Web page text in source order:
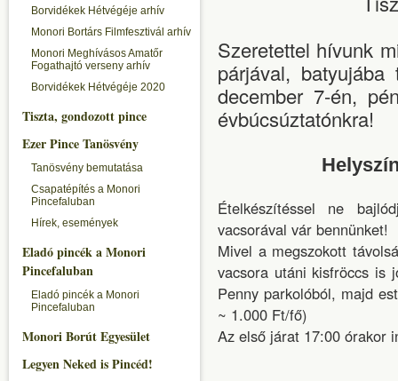
Borvidékek Hétvégéje arhív
Monori Bortárs Filmfesztivál arhív
Monori Meghívásos Amatőr
Fogathajtó verseny arhív
Borvidékek Hétvégéje 2020
Tiszta, gondozott pince
Ezer Pince Tanösvény
Tanösvény bemutatása
Csapatépítés a Monori
Pincefaluban
Hírek, események
Eladó pincék a Monori
Pincefaluban
Eladó pincék a Monori
Pincefaluban
Monori Borút Egyesület
Legyen Neked is Pincéd!
Szeretettel hívunk
párjával,
december 7-én,
évbúcsúztatónkra!
Ételkészítéssel ne
vacsorával vár bennünket!
Mivel a megszokott
vacsora utáni kisfröccs is
Penny parkolóból, majd
~ 1.000 Ft/fő)
Az első járat 17:00 órakor